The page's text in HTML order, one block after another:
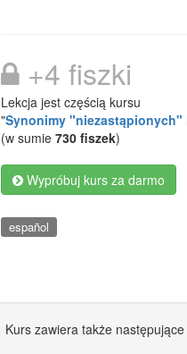
+4 fiszki
Lekcja jest częścią kursu
"Synonimy "niezastąpionych"
(w sumie 730 fiszek)
Wypróbuj kurs za darmo
español
Kurs zawiera także